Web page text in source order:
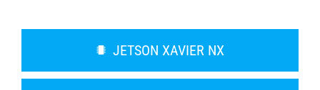
JETSON XAVIER NX